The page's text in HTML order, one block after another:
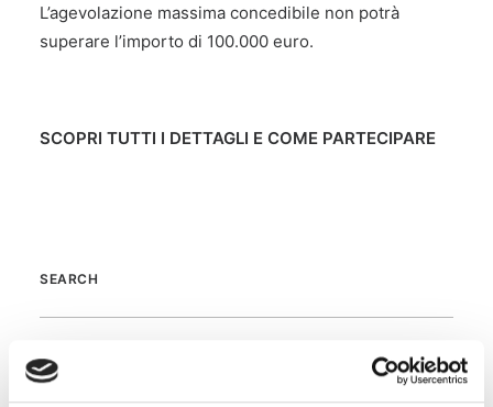
L’agevolazione massima concedibile non potrà
superare l’importo di 100.000 euro.
SCOPRI TUTTI I DETTAGLI E COME PARTECIPARE
SEARCH